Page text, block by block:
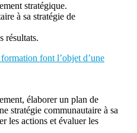
stratégique.
à sa stratégie de
résultats.
font l’objet d’une
élaborer un plan de
stratégie communautaire à sa
les actions et évaluer les